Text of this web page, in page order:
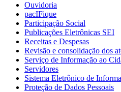
Ouvidoria
pacIFique
Participação Social
Publicações Eletrônicas SEI
Receitas e Despesas
Revisão e consolidação dos
Serviço de Informação ao
Servidores
Sistema Eletrônico de
Proteção de Dados Pessoais